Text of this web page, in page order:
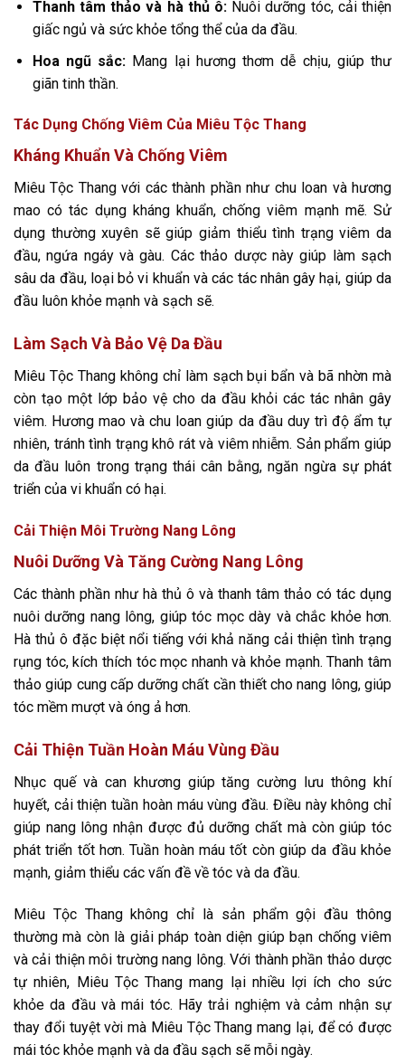
Thanh tâm thảo và hà thủ ô: Nuôi dưỡng tóc, cải thiện
giấc ngủ và sức khỏe tổng thể của da đầu.
Hoa ngũ sắc: Mang lại hương thơm dễ chịu, giúp thư
giãn tinh thần.
Tác Dụng Chống Viêm Của Miêu Tộc Thang
Kháng Khuẩn Và Chống Viêm
Miêu Tộc Thang với các thành phần như chu loan và hương
mao có tác dụng kháng khuẩn, chống viêm mạnh mẽ. Sử
dụng thường xuyên sẽ giúp giảm thiểu tình trạng viêm da
đầu, ngứa ngáy và gàu. Các thảo dược này giúp làm sạch
sâu da đầu, loại bỏ vi khuẩn và các tác nhân gây hại, giúp da
đầu luôn khỏe mạnh và sạch sẽ.
Làm Sạch Và Bảo Vệ Da Đầu
Miêu Tộc Thang không chỉ làm sạch bụi bẩn và bã nhờn mà
còn tạo một lớp bảo vệ cho da đầu khỏi các tác nhân gây
viêm. Hương mao và chu loan giúp da đầu duy trì độ ẩm tự
nhiên, tránh tình trạng khô rát và viêm nhiễm. Sản phẩm giúp
da đầu luôn trong trạng thái cân bằng, ngăn ngừa sự phát
triển của vi khuẩn có hại.
Cải Thiện Môi Trường Nang Lông
Nuôi Dưỡng Và Tăng Cường Nang Lông
Các thành phần như hà thủ ô và thanh tâm thảo có tác dụng
nuôi dưỡng nang lông, giúp tóc mọc dày và chắc khỏe hơn.
Hà thủ ô đặc biệt nổi tiếng với khả năng cải thiện tình trạng
rụng tóc, kích thích tóc mọc nhanh và khỏe mạnh. Thanh tâm
thảo giúp cung cấp dưỡng chất cần thiết cho nang lông, giúp
tóc mềm mượt và óng ả hơn.
Cải Thiện Tuần Hoàn Máu Vùng Đầu
Nhục quế và can khương giúp tăng cường lưu thông khí
huyết, cải thiện tuần hoàn máu vùng đầu. Điều này không chỉ
giúp nang lông nhận được đủ dưỡng chất mà còn giúp tóc
phát triển tốt hơn. Tuần hoàn máu tốt còn giúp da đầu khỏe
mạnh, giảm thiểu các vấn đề về tóc và da đầu.
Miêu Tộc Thang không chỉ là sản phẩm gội đầu thông
thường mà còn là giải pháp toàn diện giúp bạn chống viêm
và cải thiện môi trường nang lông. Với thành phần thảo dược
tự nhiên, Miêu Tộc Thang mang lại nhiều lợi ích cho sức
khỏe da đầu và mái tóc. Hãy trải nghiệm và cảm nhận sự
thay đổi tuyệt vời mà Miêu Tộc Thang mang lại, để có được
mái tóc khỏe mạnh và da đầu sạch sẽ mỗi ngày.